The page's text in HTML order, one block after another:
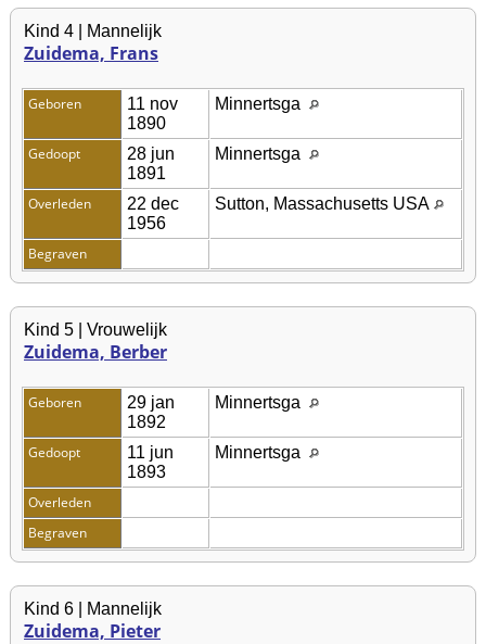
Kind 4 | Mannelijk
Zuidema, Frans
Geboren
11 nov
1890
Minnertsga
Gedoopt
28 jun
1891
Minnertsga
Overleden
22 dec
1956
Sutton, Massachusetts USA
Begraven
Kind 5 | Vrouwelijk
Zuidema, Berber
Geboren
29 jan
1892
Minnertsga
Gedoopt
11 jun
1893
Minnertsga
Overleden
Begraven
Kind 6 | Mannelijk
Zuidema, Pieter